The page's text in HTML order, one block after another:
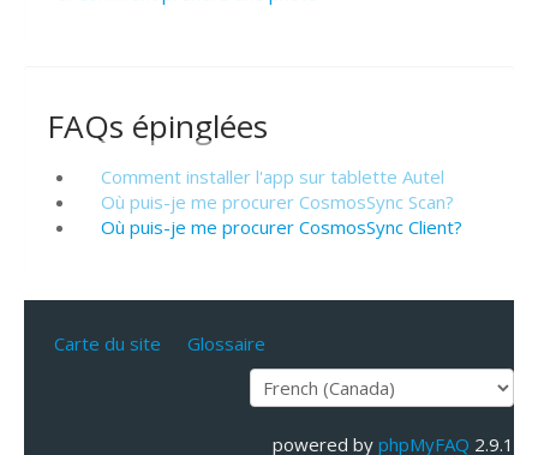
FAQs épinglées
Comment installer l'app sur tablette Autel
Où puis-je me procurer CosmosSync Scan?
Où puis-je me procurer CosmosSync Client?
Carte du site Glossaire
powered by phpMyFAQ 2.9.1